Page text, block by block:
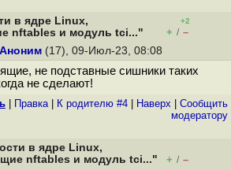
в ядре Linux,
nftables и модуль tci..."
+2
+ / –
Аноним (17), 09-Июл-23, 08:08
не подставные сишники таких
не сделают!
Правка| К родителю #4 Наверх
Cообщить
модератору
в ядре Linux,
nftables и модуль tci..."
+ / –